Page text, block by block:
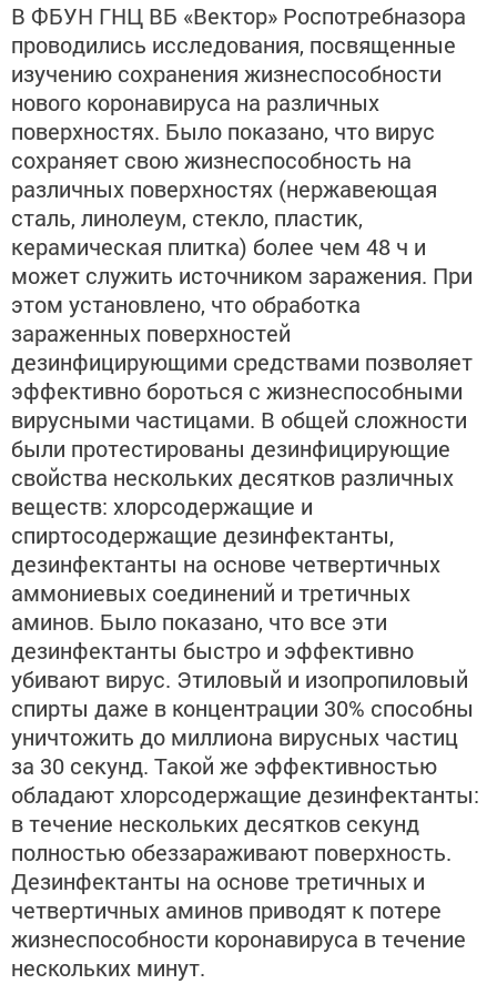
В ФБУН ГНЦ ВБ «Вектор» Роспотребназора
проводились исследования, посвященные
изучению сохранения жизнеспособности
нового коронавируса на различных
поверхностях. Было показано, что вирус
сохраняет свою жизнеспособность на
различных поверхностях (нержавеющая
сталь, линолеум, стекло, пластик,
керамическая плитка) более чем 48 ч и
может служить источником заражения. При
этом установлено, что обработка
зараженных поверхностей
дезинфицирующими средствами позволяет
эффективно бороться с жизнеспособными
вирусными частицами. В общей сложности
были протестированы дезинфицирующие
свойства нескольких десятков различных
веществ: хлорсодержащие и
спиртосодержащие дезинфектанты,
дезинфектанты на основе четвертичных
аммониевых соединений и третичных
аминов. Было показано, что все эти
дезинфектанты быстро и эффективно
убивают вирус. Этиловый и изопропиловый
спирты даже в концентрации 30% способны
уничтожить до миллиона вирусных частиц
за 30 секунд. Такой же эффективностью
обладают хлорсодержащие дезинфектанты:
в течение нескольких десятков секунд
полностью обеззараживают поверхность.
Дезинфектанты на основе третичных и
четвертичных аминов приводят к потере
жизнеспособности коронавируса в течение
нескольких минут.